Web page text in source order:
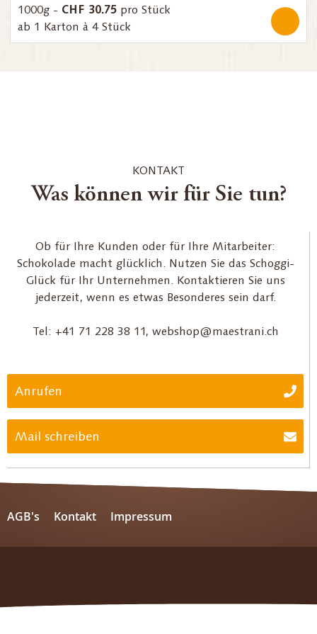
1000g - CHF 30.75 pro Stück
ab 1 Karton à 4 Stück
KONTAKT
Was können wir für Sie tun?
Ob für Ihre Kunden oder für Ihre Mitarbeiter:
Schokolade macht glücklich. Nutzen Sie das Schoggi-
Glück für Ihr Unternehmen. Kontaktieren Sie uns
jederzeit, wenn es etwas Besonderes sein darf.
Tel: +41 71 228 38 11, webshop@maestrani.ch
Anrufen
Mail schreiben
AGB's Kontakt Impressum